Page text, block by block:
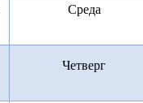
Среда
Четверг